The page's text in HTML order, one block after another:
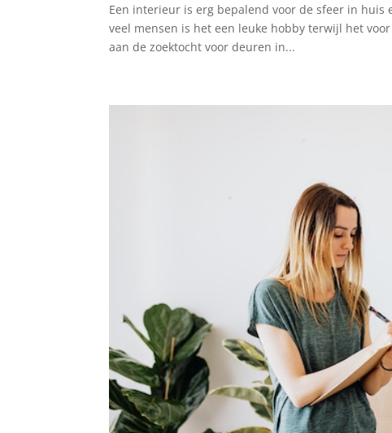
Een interieur is erg bepalend voor de sfeer in
veel mensen is het een leuke hobby terwijl het
aan de zoektocht voor deuren in...